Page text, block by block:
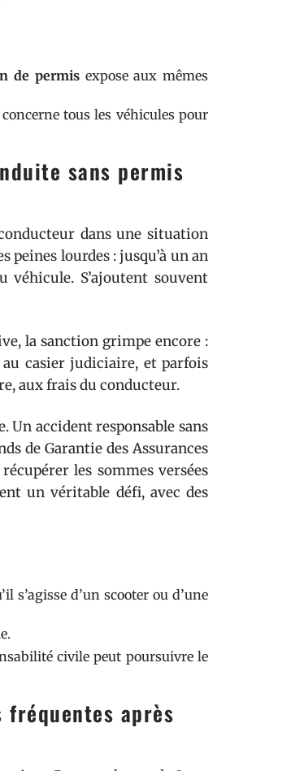
de permisexpose aux mêmes
tous les véhicules pour
sans permis
dans une situation
peines lourdes : jusqu’à un an
véhicule. S’ajoutent souvent
la sanction grimpe encore :
casier judiciaire, et parfois
aux frais du conducteur.
Un accident responsable sans
de Garantie des Assurances
les sommes versées
un véritable défi, avec des
s’agisse d’un scooter ou d’une
civile peut poursuivre le
après